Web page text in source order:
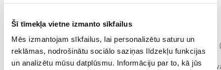
Šī tīmekļa vietne izmanto sīkfailus
Mēs izmantojam sīkfailus, lai personalizētu saturu un
reklāmas, nodrošinātu sociālo saziņas līdzekļu funkcijas
un analizētu mūsu datplūsmu. Informāciju par to, kā jūs